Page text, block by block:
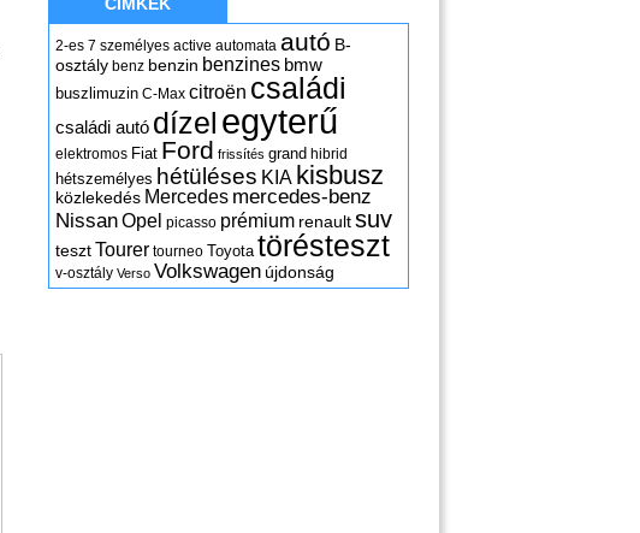
2-es 7 személyes active automata autó B-
osztály benz benzin benzines bmw
buszlimuzin C-Max citroën családi
családi autó dízel egyterű
elektromos Fiat Ford frissítés grand hibrid
hétszemélyes hétüléses KIA kisbusz
közlekedés Mercedes mercedes-benz
NissanOpel picasso prémium renaultsuv
tesztTourer tourneo Toyota törésteszt
v-osztály Verso Volkswagen újdonság